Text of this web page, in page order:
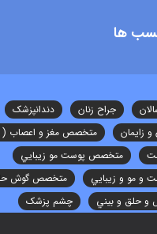
ها
جراح زنان دندانپزشک
زایمان
متخصص مغز و اعصاب (
متخصص پوست مو زيبايي
مو و زيبايي
متخصص گوش
حلق و بيني
چشم پزشک